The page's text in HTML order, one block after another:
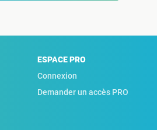
ESPACE PRO
Connexion
Demander un accès PRO